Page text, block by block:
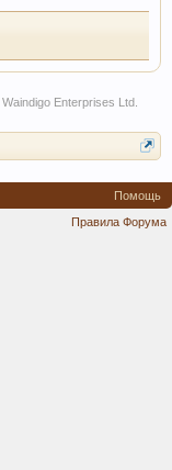
Waindigo Enterprises Ltd.
Помощь
Правила Форума